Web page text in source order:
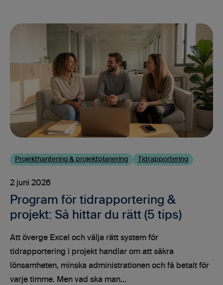
Projekthantering & projektplanering Tidrapportering
2 juni 2026
Program för tidrapportering &
projekt: Så hittar du rätt (5 tips)
Att överge Excel och välja rätt system för
tidrapportering i projekt handlar om att säkra
lönsamheten, minska administrationen och få betalt för
varje timme. Men vad ska man...